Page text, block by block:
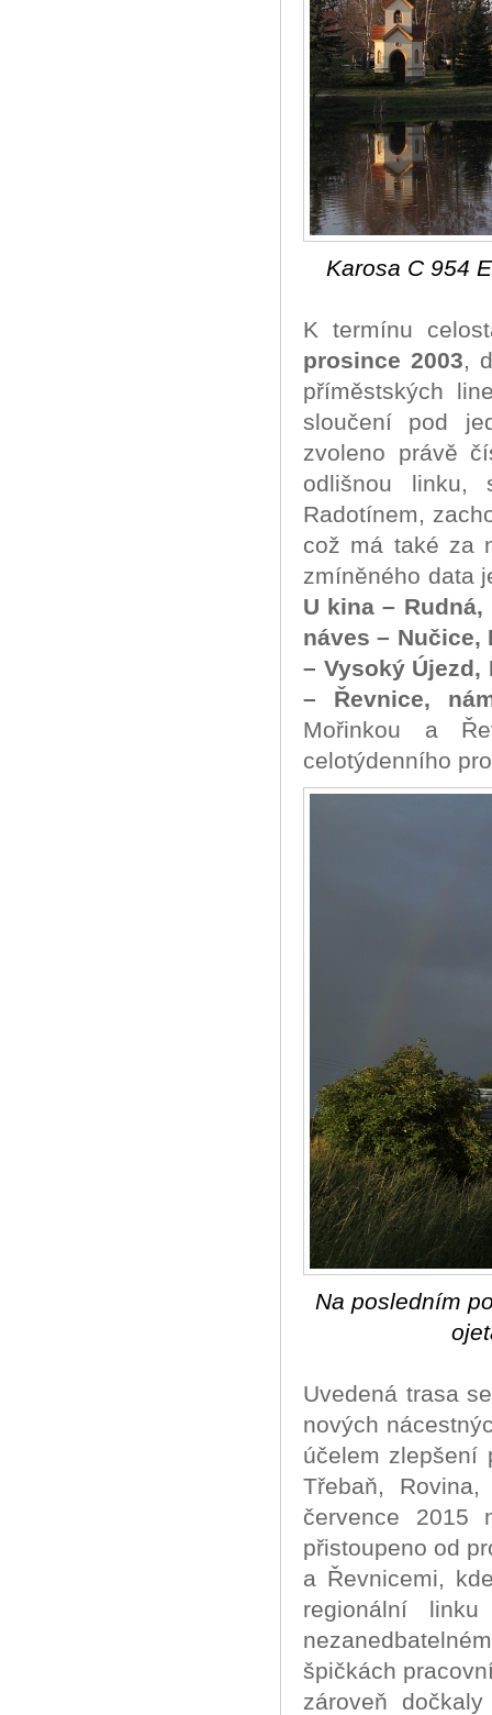
Karosa C 954
K termínu
prosince 2003,
příměstských
sloučení pod
zvoleno právě
odlišnou linku,
Radotínem,
což má také za
zmíněného data
U kina –
náves – Nučice,
– Vysoký
– Řevnice,
Mořinkou a
celotýdenního
Na posledním
Uvedená trasa
nových
účelem zlepšení
Třebaň,
července 2015
přistoupeno od
a Řevnicemi,
regionální
špičkách
zároveň